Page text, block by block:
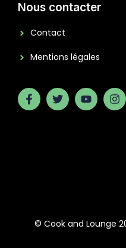
Nous contacter
Contact
Mentions légales
© Cook and Lounge